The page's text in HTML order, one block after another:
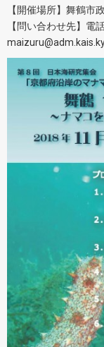
【開催場所】舞鶴市
【問い合わせ先】電